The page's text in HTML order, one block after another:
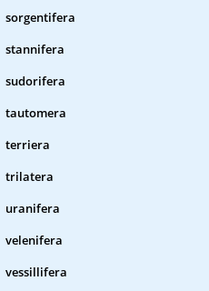
sorgentifera
stannifera
sudorifera
tautomera
terriera
trilatera
uranifera
velenifera
vessillifera